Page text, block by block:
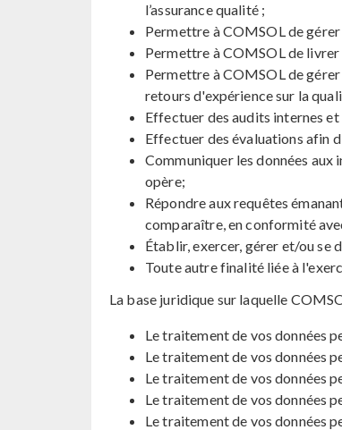
l’assurance qualité ;
Permettre à COMSOL de
Permettre à COMSOL de
Permettre à COMSOL de
retours d'expérience sur la
Effectuer des audits internes et
Effectuer des évaluations afin
Communiquer les données aux
opère;
Répondre aux requêtes
comparaître, en conformité
Établir, exercer, gérer et/ou se
Toute autre finalité liée à
La base juridique sur laquelle
Le traitement de vos données
Le traitement de vos données
Le traitement de vos données
Le traitement de vos données
Le traitement de vos données